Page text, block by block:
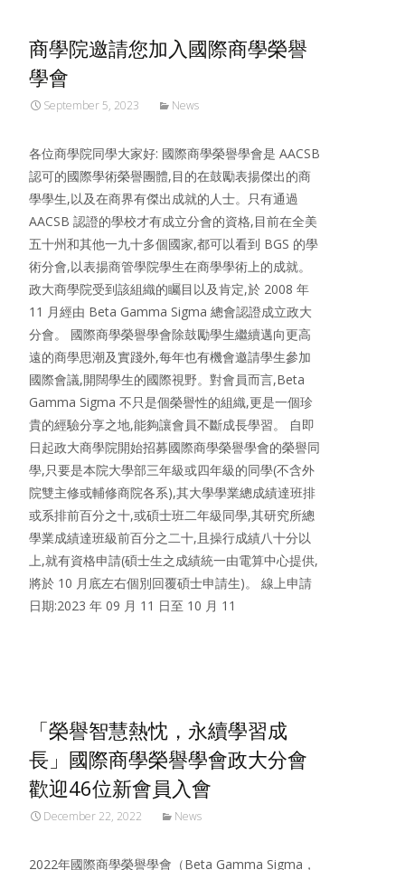
商學院邀請您加入國際商學榮譽
學會
September 5, 2023 News
各位商學院同學大家好: 國際商學榮譽學會是 AACSB
認可的國際學術榮譽團體,目的在鼓勵表揚傑出的商
學學生,以及在商界有傑出成就的人士。只有通過
AACSB 認證的學校才有成立分會的資格,目前在全美
五十州和其他一九十多個國家,都可以看到 BGS 的學
術分會,以表揚商管學院學生在商學學術上的成就。
政大商學院受到該組織的矚目以及肯定,於 2008 年
11 月經由 Beta Gamma Sigma 總會認證成立政大
分會。 國際商學榮譽學會除鼓勵學生繼續邁向更高
遠的商學思潮及實踐外,每年也有機會邀請學生參加
國際會議,開闊學生的國際視野。對會員而言,Beta
Gamma Sigma 不只是個榮譽性的組織,更是一個珍
貴的經驗分享之地,能夠讓會員不斷成長學習。 自即
日起政大商學院開始招募國際商學榮譽學會的榮譽同
學,只要是本院大學部三年級或四年級的同學(不含外
院雙主修或輔修商院各系),其大學學業總成績達班排
或系排前百分之十,或碩士班二年級同學,其研究所總
學業成績達班級前百分之二十,且操行成績八十分以
上,就有資格申請(碩士生之成績統一由電算中心提供,
將於 10 月底左右個別回覆碩士申請生)。 線上申請
日期:2023 年 09 月 11 日至 10 月 11
「榮譽智慧熱忱，永續學習成
長」國際商學榮譽學會政大分會
歡迎46位新會員入會
December 22, 2022 News
2022年國際商學榮譽學會（Beta Gamma Sigma，